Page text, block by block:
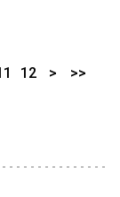
12 > >>